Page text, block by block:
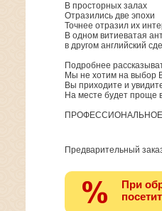
В просторных залах
Отразились две эпохи
Точнее отразил их
В одном витиеватая
в другом английский
Подробнее
Мы не хотим на выбор
Вы приходите и
На месте будет проще
ПРОФЕССИОНАЛЬНОЕ
Предварительный
При